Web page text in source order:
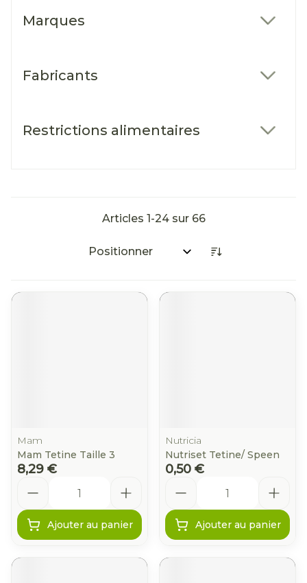
Marques
Fabricants
Restrictions alimentaires
Articles 1-24sur 66
Trier par:
Mam
Mam Tetine Taille 3
8,29 €
Ajouter au panier
Nutricia
Nutriset Tetine/ Speen
0,50 €
Ajouter au panier